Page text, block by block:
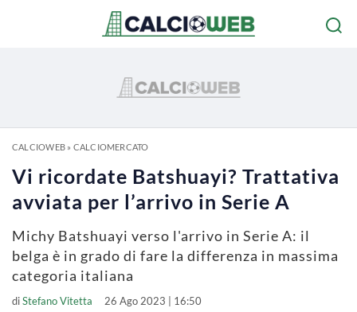
CALCIOWEB» CALCIOMERCATO
Vi ricordate Batshuayi? Trattativa
avviata per l’arrivo in Serie A
Michy Batshuayi verso l'arrivo in Serie A: il
belga è in grado di fare la differenza in massima
categoria italiana
diStefano Vitetta 26 Ago 2023 | 16:50